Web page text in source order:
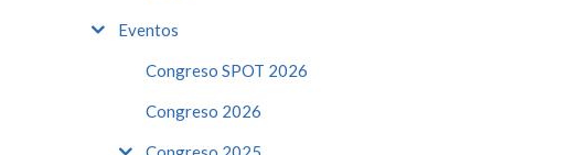
Eventos
Congreso SPOT 2026
Congreso 2026